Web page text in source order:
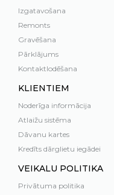
Izgatavošana
Remonts
Gravēšana
Pārklājums
Kontaktlodēšana
KLIENTIEM
Noderīga informācija
Atlaižu sistēma
Dāvanu kartes
Kredīts dārglietu iegādei
VEIKALU POLITIKA
Privātuma politika